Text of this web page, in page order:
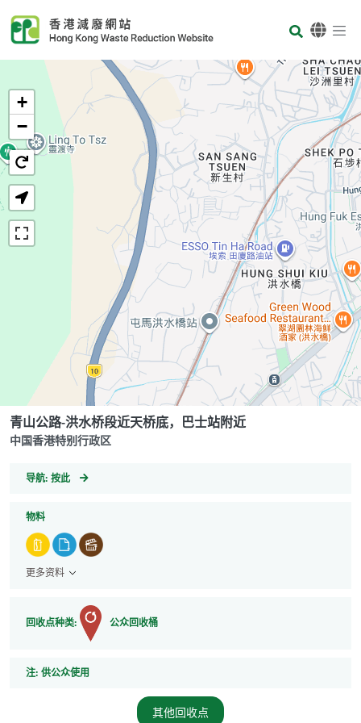
Body
+
−
青山公路-洪水桥段近天桥底，巴士站附近
中国香港特别行政区
导航: GeoCoordinates
按此
物料
更多资料
回收点种类: 公众回收桶
注: 注
供公众使用
其他回收点